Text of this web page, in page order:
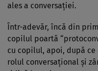
ales a conversaţiei.
Într-adevăr, încă din
copilul poartă
cu copilul, apoi, după
rolul conversaţional şi